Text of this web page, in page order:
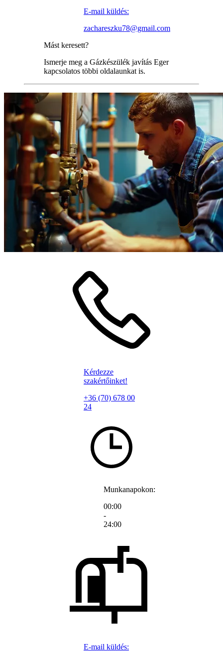
E-mail küldés:
zachareszku78@gmail.com
Mást keresett?
Ismerje meg a Gázkészülék javítás Eger
kapcsolatos többi oldalaunkat is.
Kérdezze
szakértőinket!
+36 (70) 678 00
24
Munkanapokon:
00:00
-
24:00
E-mail küldés: